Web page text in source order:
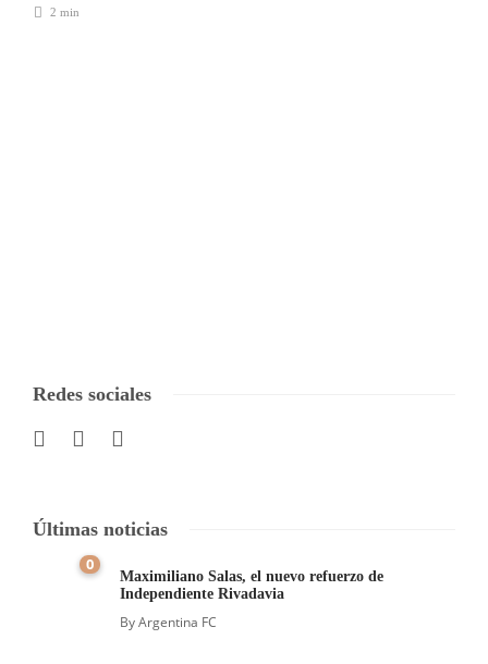
2 min
Redes sociales
Últimas noticias
0
Maximiliano Salas, el nuevo refuerzo de
Independiente Rivadavia
ByArgentina FC